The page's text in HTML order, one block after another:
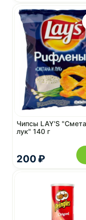
200 ₽
Чипсы LAY'S
лук" 140 г